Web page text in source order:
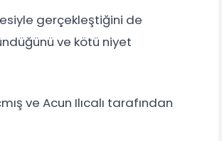
gerçekleştiğini de
ve kötü niyet
ve Acun Ilıcalı tarafından